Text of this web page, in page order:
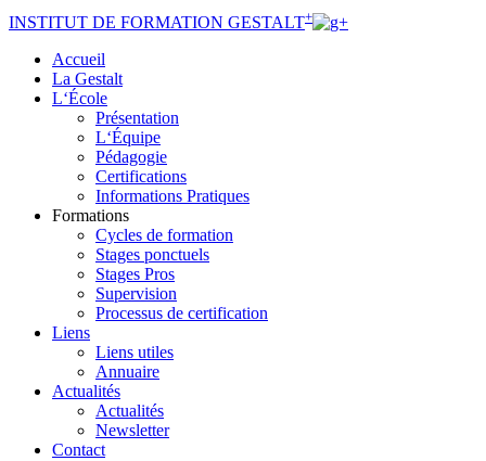
INSTITUT DE FORMATION GESTALT+
Accueil
La Gestalt
L‘École
Présentation
L‘Équipe
Pédagogie
Certifications
Informations Pratiques
Formations
Cycles de formation
Stages ponctuels
Stages Pros
Supervision
Processus de certification
Liens
Liens utiles
Annuaire
Actualités
Actualités
Newsletter
Contact